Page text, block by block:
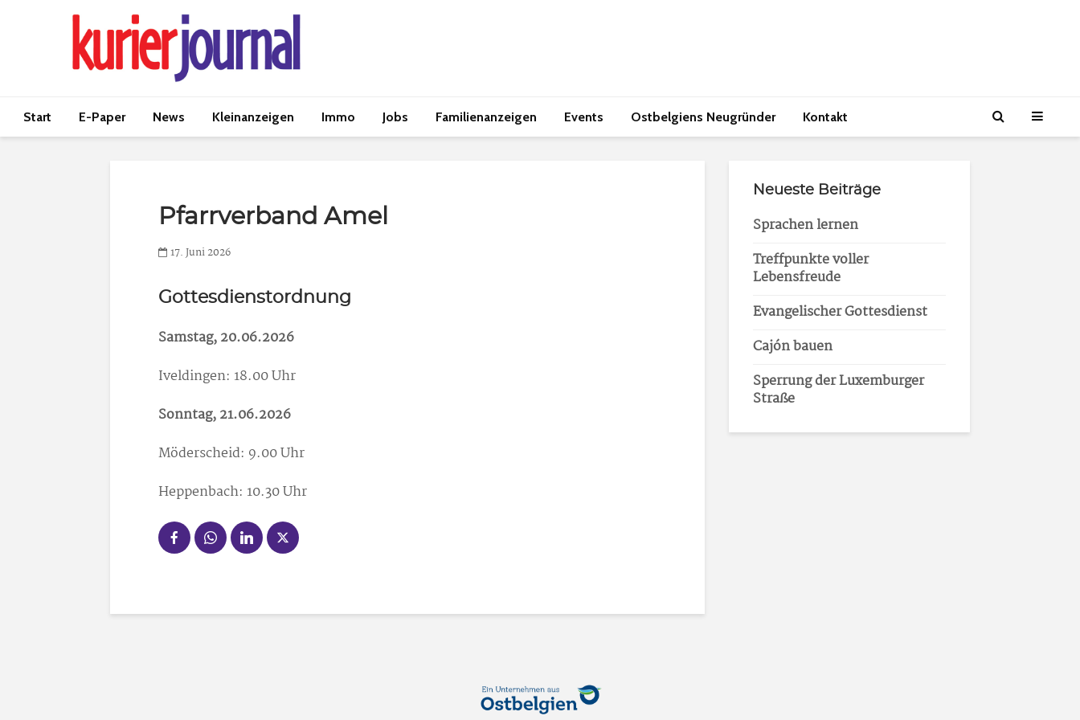
Start E-Paper News Kleinanzeigen Immo Jobs Familienanzeigen Events Ostbelgiens Neugründer Kontakt
Pfarrverband Amel
17. Juni 2026
Gottesdienstordnung
Samstag, 20.06.2026
Iveldingen: 18.00 Uhr
Sonntag, 21.06.2026
Möderscheid: 9.00 Uhr
Heppenbach: 10.30 Uhr
Neueste Beiträge
Sprachen lernen
Treffpunkte voller
Lebensfreude
Evangelischer Gottesdienst
Cajón bauen
Sperrung der Luxemburger
Straße